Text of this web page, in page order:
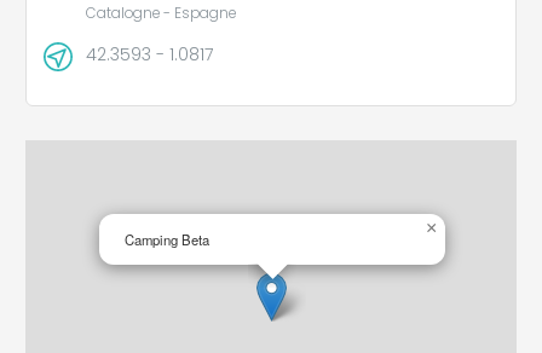
Catalogne - Espagne
42.3593 - 1.0817
Camping Beta
×